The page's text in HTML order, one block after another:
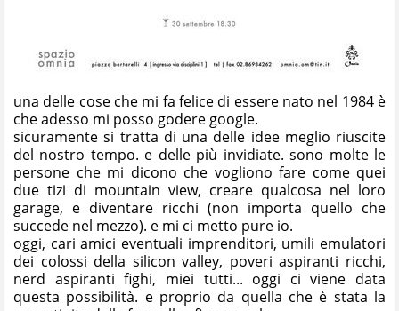
una delle cose che mi fa felice di essere nato nel 1984 è
che adesso mi posso godere google.
sicuramente si tratta di una delle idee meglio riuscite
del nostro tempo. e delle più invidiate. sono molte le
persone che mi dicono che vogliono fare come quei
due tizi di mountain view, creare qualcosa nel loro
garage, e diventare ricchi (non importa quello che
succede nel mezzo). e mi ci metto pure io.
oggi, cari amici eventuali imprenditori, umili emulatori
dei colossi della silicon valley, poveri aspiranti ricchi,
nerd aspiranti fighi, miei tutti... oggi ci viene data
questa possibilità. e proprio da quella che è stata la